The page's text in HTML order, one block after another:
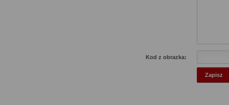
Kod z obrazka: